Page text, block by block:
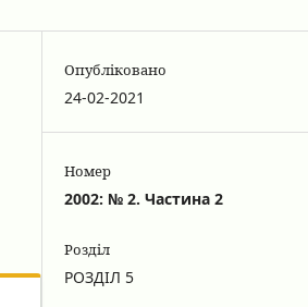
Опубліковано
24-02-2021
Номер
2002: № 2. Частина 2
Розділ
РОЗДІЛ 5